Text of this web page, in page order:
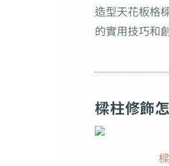
造型天花板格
的實用技巧和
樑柱修飾